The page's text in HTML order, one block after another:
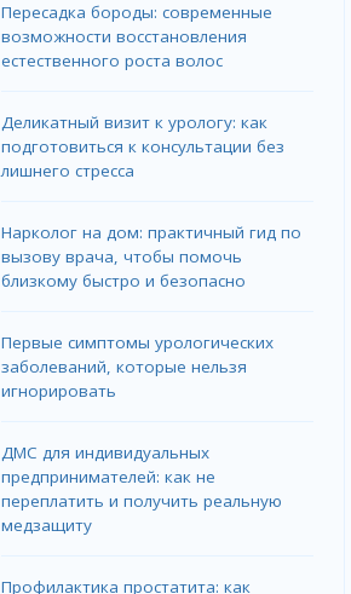
Пересадка бороды: современные
возможности восстановления
естественного роста волос
Деликатный визит к урологу: как
подготовиться к консультации без
лишнего стресса
Нарколог на дом: практичный гид по
вызову врача, чтобы помочь
близкому быстро и безопасно
Первые симптомы урологических
заболеваний, которые нельзя
игнорировать
ДМС для индивидуальных
предпринимателей: как не
переплатить и получить реальную
медзащиту
Профилактика простатита: как